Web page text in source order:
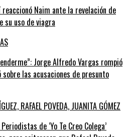
Naim ante la revelación de
su uso de viagra
Jorge Alfredo Vargas rompió
las acusaciones de presunto
de ‘Yo Te Creo Colega’